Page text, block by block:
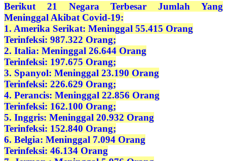
Berikut 21 Negara Terbesar Jumlah Yang
Meninggal Akibat Covid-19:
1. Amerika Serikat: Meninggal 55.415 Orang
Terinfeksi: 987.322 Orang;
2. Italia: Meninggal 26.644 Orang
Terinfeksi: 197.675 Orang;
3. Spanyol: Meninggal 23.190 Orang
Terinfeksi: 226.629 Orang;
4. Perancis: Meninggal 22.856 Orang
Terinfeksi: 162.100 Orang;
5. Inggris: Meninggal 20.932 Orang
Terinfeksi: 152.840 Orang;
6. Belgia: Meninggal 7.094 Orang
Terinfeksi: 46.134 Orang